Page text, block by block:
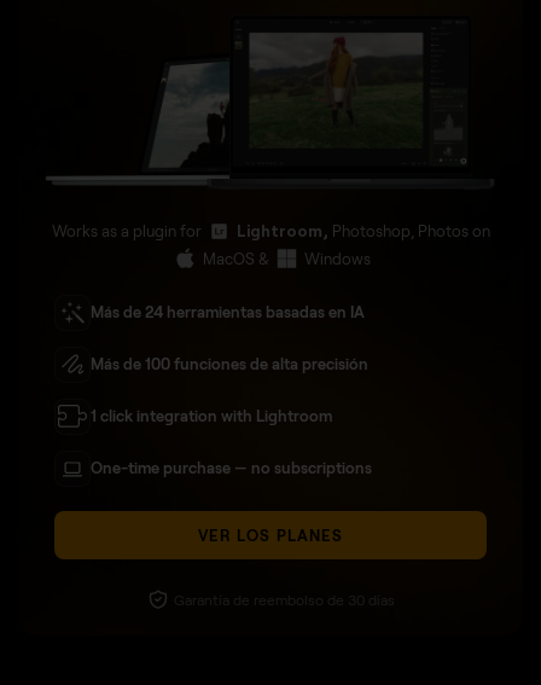
Works as a plugin for Lightroom, Photoshop, Photos on
MacOS &
Windows
Más de 24 herramientas basadas en IA
Más de 100 funciones de alta precisión
1 click integration with Lightroom
One-time purchase — no subscriptions
VER LOS PLANES
Garantía de reembolso de 30 días